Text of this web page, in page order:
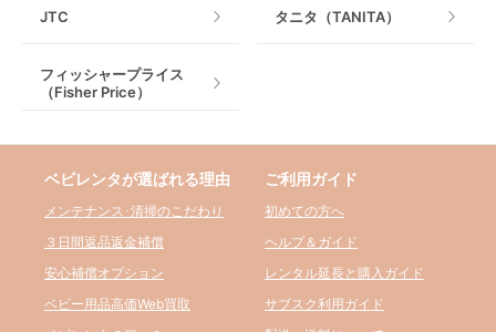
JTC タニタ（TANITA）
フィッシャープライス
（Fisher Price）
ベビレンタが選ばれる理由
メンテナンス･清掃のこだわり
３日間返品返金補償
安心補償オプション
ベビー用品高価Web買取
ご利用ガイド
初めての方へ
ヘルプ＆ガイド
レンタル延長と購入ガイド
サブスク利用ガイド